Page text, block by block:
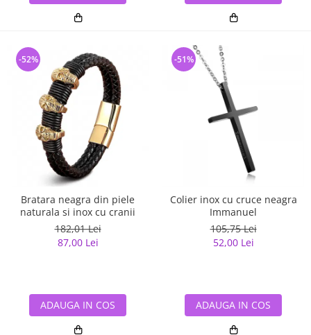
Bratara neagra din piele
naturala si inox cu cranii
182,01 Lei
87,00 Lei
-52%
ADAUGA IN COS
Colier inox cu cruce neagra
Immanuel
105,75 Lei
52,00 Lei
-51%
ADAUGA IN COS